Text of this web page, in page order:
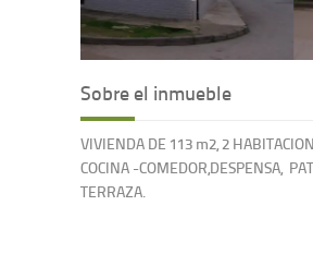
Sobre el inmueble
VIVIENDA DE 113 m2, 2
COCINA -COMEDOR,DESPENSA,
TERRAZA.